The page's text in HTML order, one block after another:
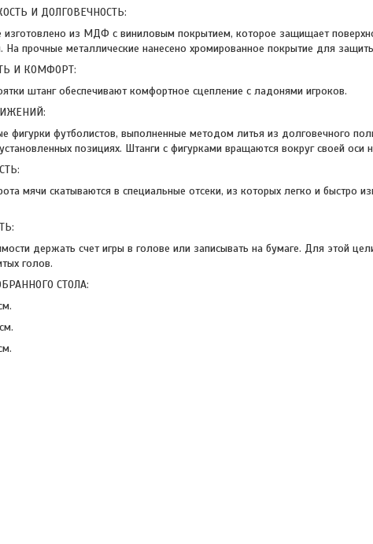
И ДОЛГОВЕЧНОСТЬ:
изготовлено из МДФ с виниловым покрытием, которое защищает
На прочные металлические нанесено хромированное покрытие для
И КОМФОРТ:
штанг обеспечивают комфортное сцепление с ладонями игроков.
фигурки футболистов, выполненные методом литья из долговечного
позициях. Штанги с фигурками вращаются вокруг своей оси
мячи скатываются в специальные отсеки, из которых легко и быстро
держать счет игры в голове или записывать на бумаге. Для этой
голов.
СТОЛА: